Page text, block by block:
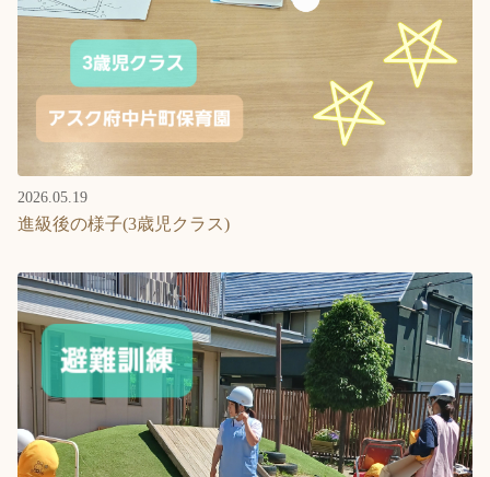
2026.05.19
進級後の様子(3歳児クラス)